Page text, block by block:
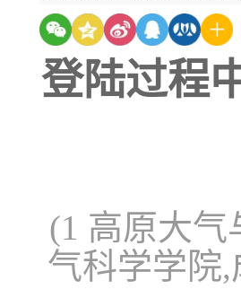
登陆过程
(1 高原大
气科学学院